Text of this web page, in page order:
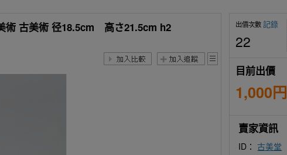
術 古美術 径18.5cm 高さ21.5cm h2 出價次數記錄
22
目前出價
1,000円
賣家資訊
ID：古美堂